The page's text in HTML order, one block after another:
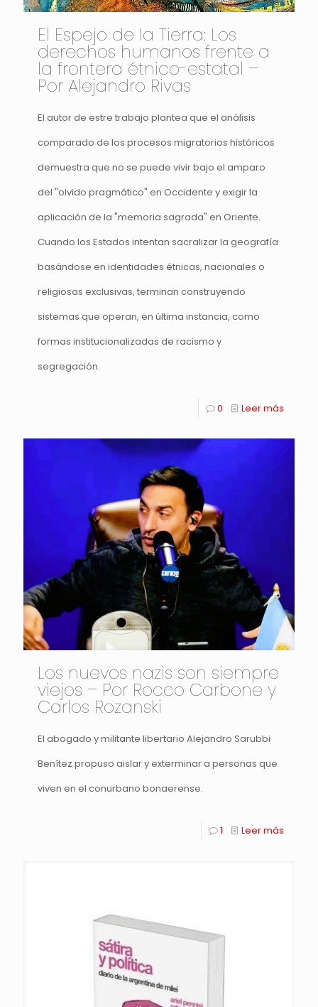
El Espejo de la Tierra: Los
derechos humanos frente a
la frontera étnico-estatal –
Por Alejandro Rivas
El autor de estre trabajo plantea que el análisis
comparado de los procesos migratorios históricos
demuestra que no se puede vivir bajo el amparo
del "olvido pragmático" en Occidente y exigir la
aplicación de la "memoria sagrada" en Oriente.
Cuando los Estados intentan sacralizar la geografía
basándose en identidades étnicas, nacionales o
religiosas exclusivas, terminan construyendo
sistemas que operan, en última instancia, como
formas institucionalizadas de racismo y
segregación.
0 Leer más
Los nuevos nazis son siempre
viejos – Por Rocco Carbone y
Carlos Rozanski
El abogado y militante libertario Alejandro Sarubbi
Benítez propuso aislar y exterminar a personas que
viven en el conurbano bonaerense.
1 Leer más